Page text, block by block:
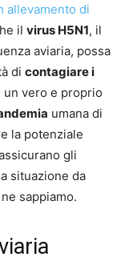
allevamento di
il virus H5N1, il
aviaria, possa
di contagiare i
vero e proprio
umana di
la potenziale
gli
situazione da
sappiamo.